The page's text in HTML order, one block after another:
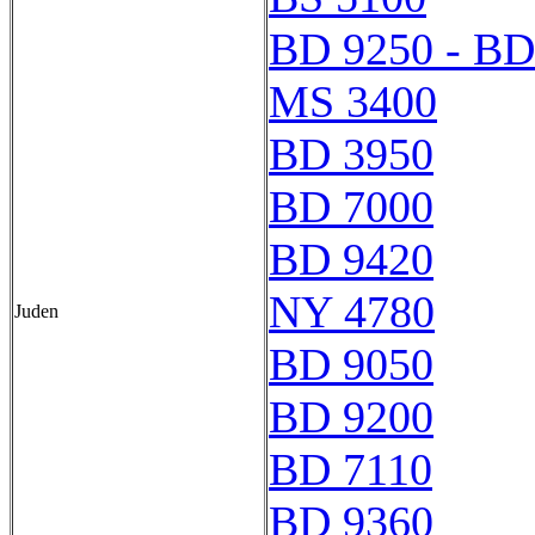
Juden
BD 9250 -
MS 3400
BD 3950
BD 7000
BD 9420
NY 4780
BD 9050
BD 9200
BD 7110
BD 9360